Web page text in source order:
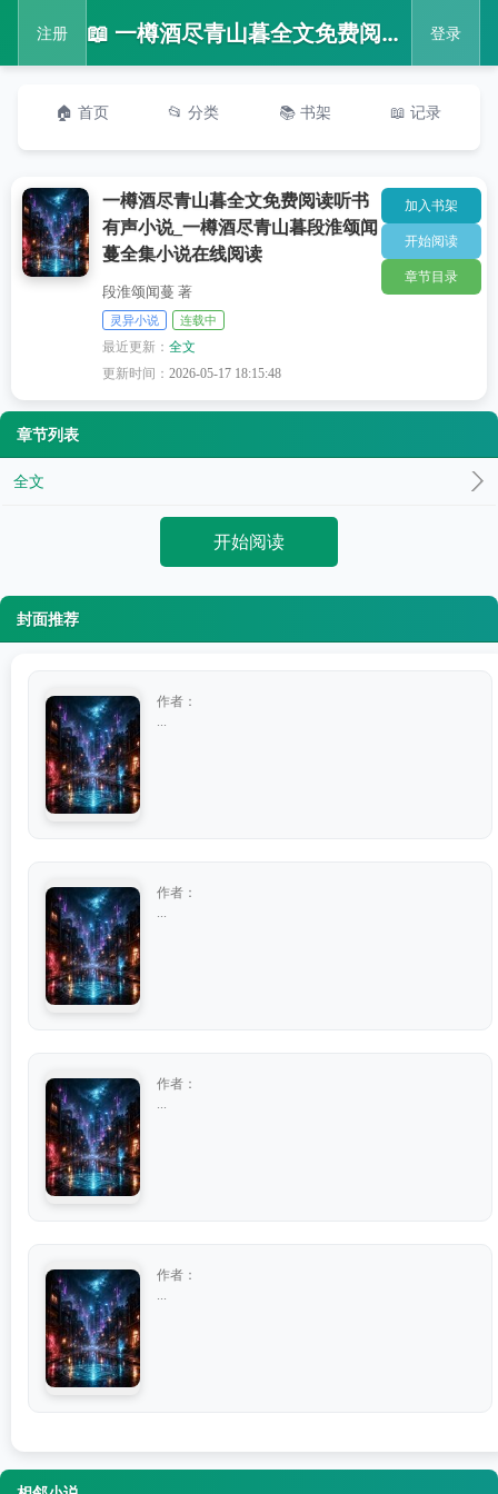
注册 📖 一樽酒尽青山暮全文免费阅读听书有声小说_一樽酒尽青山暮段淮颂闻蔓全集小说在线阅读 登录
🏠 首页 📂 分类 📚 书架 📖 记录
一樽酒尽青山暮全文免费阅读听书
有声小说_一樽酒尽青山暮段淮颂闻
蔓全集小说在线阅读
段淮颂闻蔓 著
灵异小说 连载中
最近更新：全文
更新时间：2026-05-17 18:15:48
加入书架
开始阅读
章节目录
章节列表
全文
开始阅读
封面推荐
作者：
作者：
作者：
作者：